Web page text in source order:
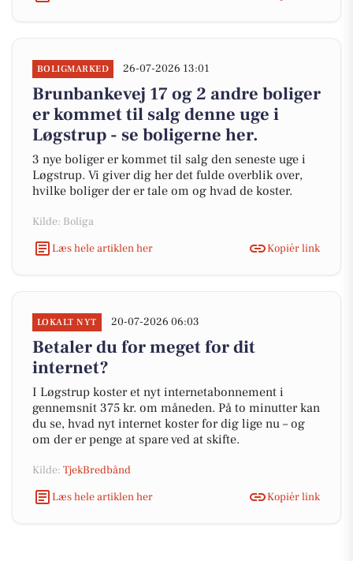
BOLIGMARKED 26-07-2026 13:01
Brunbankevej 17 og 2 andre boliger
er kommet til salg denne uge i
Løgstrup - se boligerne her.
3 nye boliger er kommet til salg den seneste uge i
Løgstrup. Vi giver dig her det fulde overblik over,
hvilke boliger der er tale om og hvad de koster.
Kilde: Boliga
Læs hele artiklen her
Kopiér link
LOKALT NYT 20-07-2026 06:03
Betaler du for meget for dit
internet?
I Løgstrup koster et nyt internetabonnement i
gennemsnit 375 kr. om måneden. På to minutter kan
du se, hvad nyt internet koster for dig lige nu – og
om der er penge at spare ved at skifte.
Kilde: TjekBredbånd
Læs hele artiklen her
Kopiér link